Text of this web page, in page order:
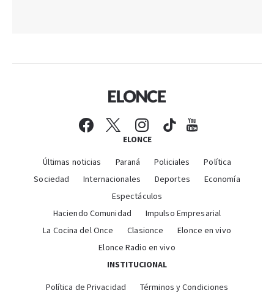
ELONCE
Últimas noticias Paraná Policiales
Política
Sociedad
Internacionales Deportes
Economía
Espectáculos
Haciendo Comunidad
Impulso Empresarial
La Cocina del Once
Clasionce
Elonce en vivo
Elonce Radio en vivo
INSTITUCIONAL
Política de Privacidad Términos y Condiciones